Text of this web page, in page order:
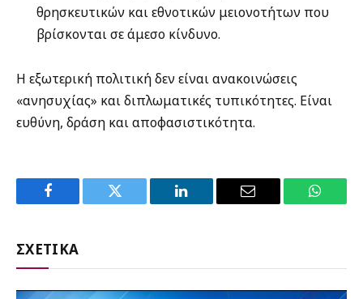
θρησκευτικών και εθνοτικών μειονοτήτων που
βρίσκονται σε άμεσο κίνδυνο.
Η εξωτερική πολιτική δεν είναι ανακοινώσεις
«ανησυχίας» και διπλωματικές τυπικότητες. Είναι
ευθύνη, δράση και αποφασιστικότητα.
Facebook Twitter LinkedIn Email
ΣΧΕΤΙΚΑ